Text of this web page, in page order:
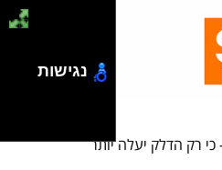
רק הדלק יעלה יותר
נגישות